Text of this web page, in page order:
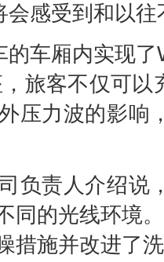
会感受到和以
车厢内实现了
旅客不仅可
压力波的影响
责人介绍说
同的光线环境
措施并改进了